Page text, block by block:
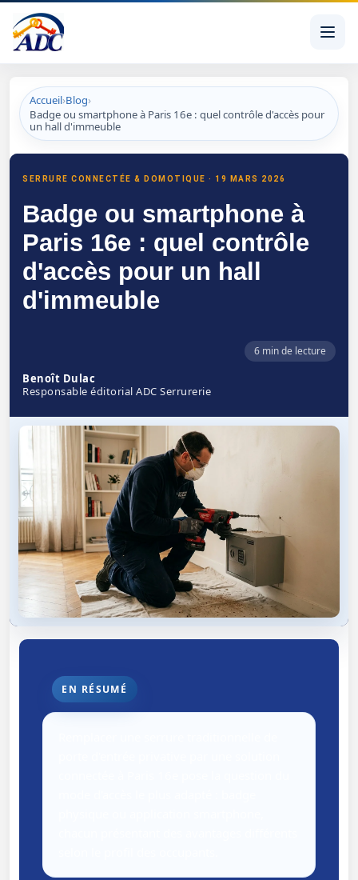
Accueil›Blog›
Badge ou smartphone à Paris 16e : quel contrôle d'accès pour
un hall d'immeuble
Badge ou smartphone à Paris 16e : quel contrôle
SERRURE CONNECTÉE & DOMOTIQUE · 19 MARS 2026
Badge ou smartphone à
Paris 16e : quel contrôle
d'accès pour un hall
d'immeuble
6 min de lecture
Benoît Dulac
Responsable éditorial ADC Serrurerie
EN RÉSUMÉ